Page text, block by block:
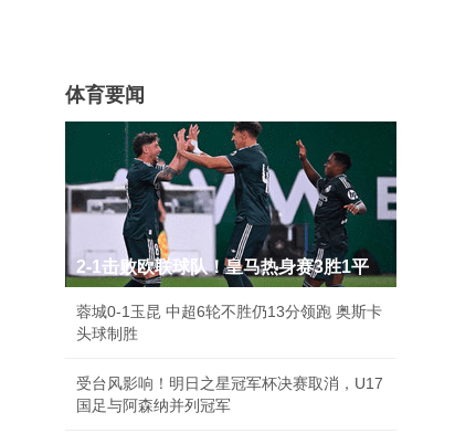
体育要闻
2-1击败欧联球队！皇马热身赛3胜1平
蓉城0-1玉昆 中超6轮不胜仍13分领跑 奥斯卡
头球制胜
受台风影响！明日之星冠军杯决赛取消，U17
国足与阿森纳并列冠军